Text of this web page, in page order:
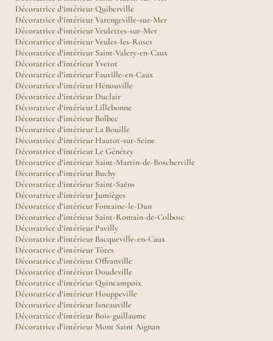
Décoratrice d’intérieur Quiberville
Décoratrice d’intérieur Varengeville-sur-Mer
Décoratrice d’intérieur Veulettes-sur-Mer
Décoratrice d’intérieur Veules-les-Roses
Décoratrice d’intérieur Saint-Valery-en-Caux
Décoratrice d’intérieur Yvetot
Décoratrice d’intérieur Fauville-en-Caux
Décoratrice d’intérieur Hénouville
Décoratrice d’intérieur Duclair
Décoratrice d’intérieur Lillebonne
Décoratrice d’intérieur Bolbec
Décoratrice d’intérieur La Bouille
Décoratrice d’intérieur Hautot-sur-Seine
Décoratrice d’intérieur Le Génétey
Décoratrice d’intérieur Saint-Martin-de-Boscherville
Décoratrice d’intérieur Buchy
Décoratrice d’intérieur Saint-Saëns
Décoratrice d’intérieur Jumièges
Décoratrice d’intérieur Fontaine-le-Dun
Décoratrice d’intérieur Saint-Romain-de-Colbosc
Décoratrice d’intérieur Pavilly
Décoratrice d’intérieur Bacqueville-en-Caux
Décoratrice d’intérieur Tôtes
Décoratrice d’intérieur Offranville
Décoratrice d’intérieur Doudeville
Décoratrice d’intérieur Quincampoix
Décoratrice d’intérieur Houppeville
Décoratrice d’intérieur Isneauville
Décoratrice d’intérieur Bois-guillaume
Décoratrice d’intérieur Mont Saint Aignan